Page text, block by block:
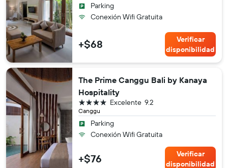
Parking
Conexión Wifi Gratuita
+$68
Verificar
disponibilidad
The Prime Canggu Bali by Kanaya
Hospitality
Canggu
9.2
Excelente
4 estrellas
Parking
Conexión Wifi Gratuita
+$76
Verificar
disponibilidad